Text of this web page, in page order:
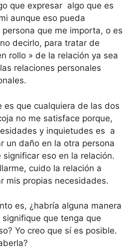
que expresar algo que es
aunque eso pueda
que me importa, o es
decirlo, para tratar de
rollo » de la relación ya sea
relaciones personales
es que cualquiera de las dos
no me satisface porque,
y inquietudes es a
un daño en la otra persona
significar eso en la relación.
cuido la relación a
mis propias necesidades.
es, ¿habría alguna manera
que tenga que
Yo creo que sí es posible.